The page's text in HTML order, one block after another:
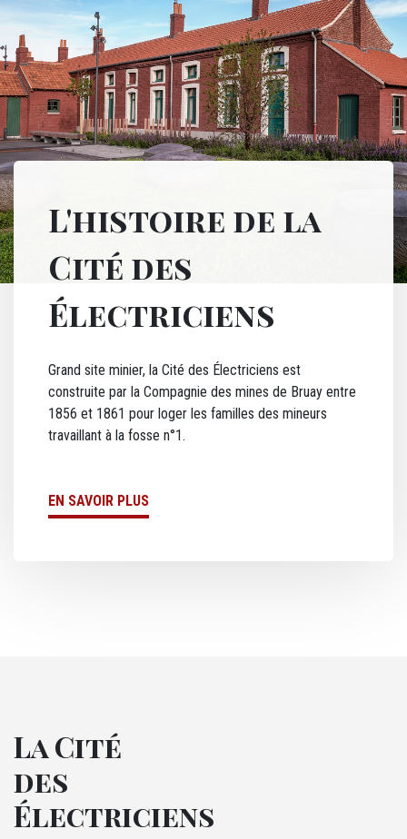
Titre MEA
L'histoire de la
Cité des
Électriciens
Texte MEA
Grand site minier, la Cité des Électriciens est
construite par la Compagnie des mines de Bruay entre
1856 et 1861 pour loger les familles des mineurs
travaillant à la fosse n°1.
Lien MEA
EN SAVOIR PLUS
La Cité
des
Électriciens